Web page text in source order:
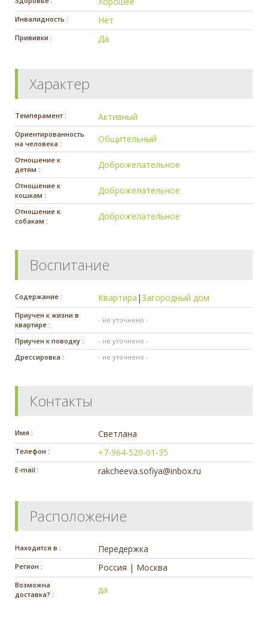
Инвалидность : Нет
Прививки : Да
Характер
Темперамент : Активный
Ориентированность
на человека :
Общительный
Отношение к
детям :
Доброжелательное
Отношение к
кошкам :
Доброжелательное
Отношение к
собакам :
Доброжелательное
Воспитание
Содержание : Квартира |Загородный дом
Приучен к жизни в
квартире :
- не уточнено -
Приучен к поводку :
- не уточнено -
Дрессировка :
- не уточнено -
Контакты
Имя : Светлана
Телефон : +7-964-520-01-35
E-mail : rakcheeva.sofiya@inbox.ru
Расположение
Находится в : Передержка
Регион : Россия | Москва
Возможна
доставка? :
да